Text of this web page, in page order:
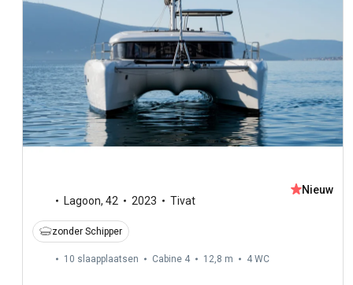
Lagoon, 42 2023 Tivat
Nieuw
zonder Schipper
10 slaapplaatsen Cabine 4 12,8 m 4 WC